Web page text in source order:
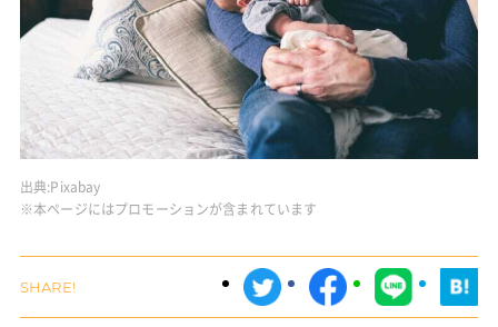
出典:Pixabay
※本ページにはプロモーションが含まれています